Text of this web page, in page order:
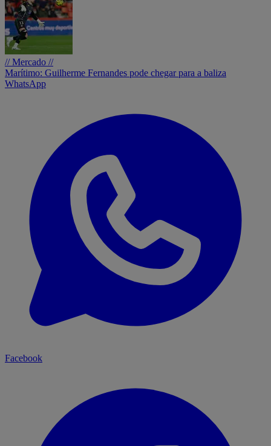
// Mercado //
Marítimo: Guilherme Fernandes pode chegar para a baliza
WhatsApp
Facebook